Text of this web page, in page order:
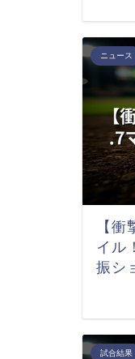
ニュース
【
イル
振シ
試合結果